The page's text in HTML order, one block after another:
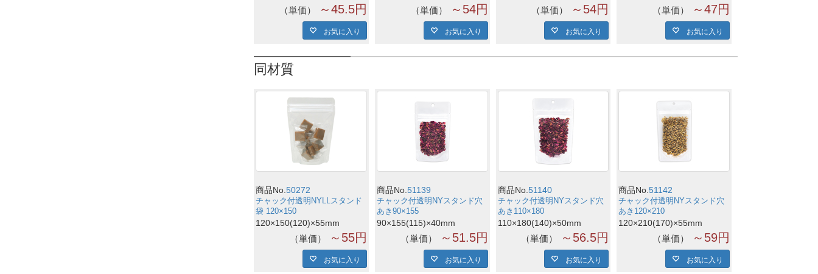
単価 ～45.5円
お気に入り
単価 ～54円
お気に入り
単価 ～54円
お気に入り
単価 ～47円
お気に入り
同材質
商品No.50272
チャック付透明NYLLスタンド
袋 120×150
120×150(120)×55mm
単価 ～55円
お気に入り
商品No.51139
チャック付透明NYスタンド穴
あき90×155
90×155(115)×40mm
単価 ～51.5円
お気に入り
商品No.51140
チャック付透明NYスタンド穴
あき110×180
110×180(140)×50mm
単価 ～56.5円
お気に入り
商品No.51142
チャック付透明NYスタンド穴
あき120×210
120×210(170)×55mm
単価 ～59円
お気に入り